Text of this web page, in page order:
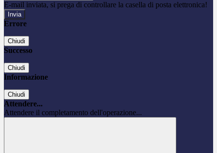
E-mail inviata, si prega di controllare la casella di posta elettronica!
Errore
Chiudi
Successo
Chiudi
Informazione
Chiudi
Attendere...
Attendere il completamento dell'operazione...